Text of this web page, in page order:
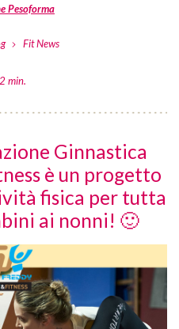
Pesoforma
Fit News
2 min.
Ginnastica
è un progetto
fisica per tutta
ai nonni! 🙂